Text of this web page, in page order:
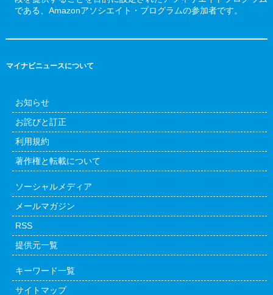
である、Amazonアソシエイト・プログラムの参加者です。
マイナビニュースについて
お知らせ
お詫びと訂正
利用規約
著作権と転載について
ソーシャルメディア
メールマガジン
RSS
提供元一覧
キーワード一覧
サイトマップ